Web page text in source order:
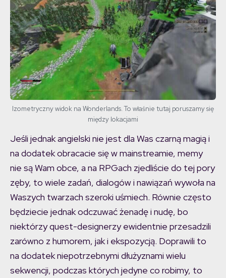
Izometryczny widok na Wonderlands. To właśnie tutaj poruszamy się
między lokacjami
Jeśli jednak angielski nie jest dla Was czarną magią i
na dodatek obracacie się w mainstreamie, memy
nie są Wam obce, a na RPGach zjedliście do tej pory
zęby, to wiele zadań, dialogów i nawiązań wywoła na
Waszych twarzach szeroki uśmiech. Równie często
będziecie jednak odczuwać żenadę i nudę, bo
niektórzy quest-designerzy ewidentnie przesadzili
zarówno z humorem, jak i ekspozycją. Doprawili to
na dodatek niepotrzebnymi dłużyznami wielu
sekwencji, podczas których jedyne co robimy, to